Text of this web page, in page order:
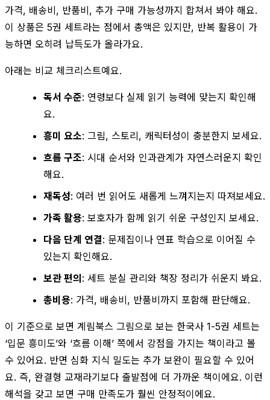
가격, 배송비, 반품비, 추가 구매 가능성까지 합쳐서 봐야 해요.
이 상품은 5권 세트라는 점에서 총액은 있지만, 반복 활용이 가
능하면 오히려 납득도가 올라가요.
아래는 비교 체크리스트예요.
독서 수준: 연령보다 실제 읽기 능력에 맞는지 확인해
요.
흥미 요소: 그림, 스토리, 캐릭터성이 충분한지 보세요.
흐름 구조: 시대 순서와 인과관계가 자연스러운지 확인
해요.
재독성: 여러 번 읽어도 새롭게 느껴지는지 따져보세요.
가족 활용: 보호자가 함께 읽기 쉬운 구성인지 보세요.
다음 단계 연결: 문제집이나 연표 학습으로 이어질 수
있는지 확인해요.
보관 편의: 세트 분실 관리와 책장 정리가 쉬운지 봐요.
총비용: 가격, 배송비, 반품비까지 포함해 판단해요.
이 기준으로 보면 계림북스 그림으로 보는 한국사 1-5권 세트는
‘입문 흥미도’와 ‘흐름 이해’ 쪽에서 강점을 가지는 책이라고 볼
수 있어요. 반면 심화 지식 밀도는 추가 보완이 필요할 수 있어
요. 즉, 완결형 교재라기보다 출발점에 더 가까운 책이에요. 이런
해석을 갖고 보면 구매 만족도가 훨씬 안정적이에요.